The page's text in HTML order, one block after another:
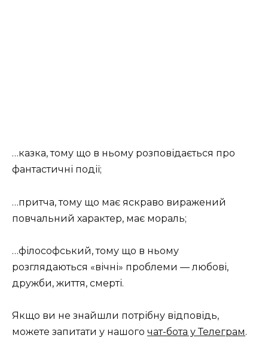
…казка, тому що в ньому розповідається про
фантастичні події;
…притча, тому що має яскраво виражений
повчальний характер, має мораль;
…філософський, тому що в ньому
розглядаються «вічні» проблеми — любові,
дружби, життя, смерті.
Якщо ви не знайшли потрібну відповідь,
можете запитати у нашого чат-бота у Телеграм.